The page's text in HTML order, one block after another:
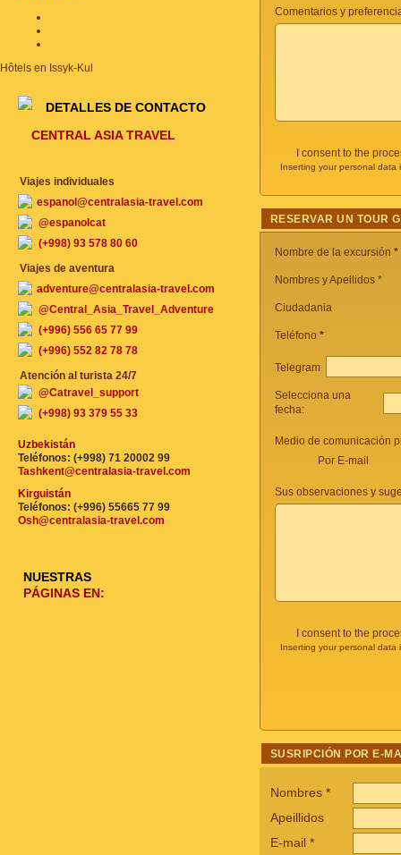
Comentarios y
I consent to the
Inserting your personal
RESERVAR UN TOUR
Nombre de la excursión *
Nombres y Apellidos *
Ciudadania
Teléfono *
Telegram
Selecciona una
fecha:
Medio de comunicación
Por E-mail
Sus observaciones y
I consent to the
Inserting your personal
SUSRIPCIÓN POR E-
Nombres *
Apeillidos
E-mail *
Hôtels en Issyk-Kul
DETALLES DE CONTACTO
CENTRAL ASIA TRAVEL
Viajes individuales
espanol@centralasia-travel.com
@espanolcat
(+998) 93 578 80 60
Viajes de aventura
adventure@centralasia-travel.com
@Central_Asia_Travel_Adventure
(+996) 556 65 77 99
(+996) 552 82 78 78
Atención al turista 24/7
@Catravel_support
(+998) 93 379 55 33
Uzbekistán
Teléfonos: (+998) 71 20002 99
Tashkent@centralasia-travel.com
Kirguistán
Teléfonos: (+996) 55665 77 99
Osh@centralasia-travel.com
NUESTRAS
PÁGINAS EN: